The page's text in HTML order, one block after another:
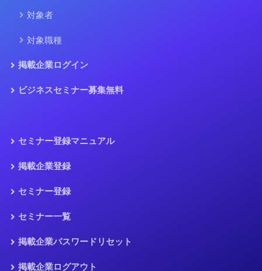
対象者
対象職種
掲載企業ログイン
ビジネスセミナー募集無料
セミナー登録マニュアル
掲載企業登録
セミナー登録
セミナー一覧
掲載企業パスワードリセット
掲載企業ログアウト